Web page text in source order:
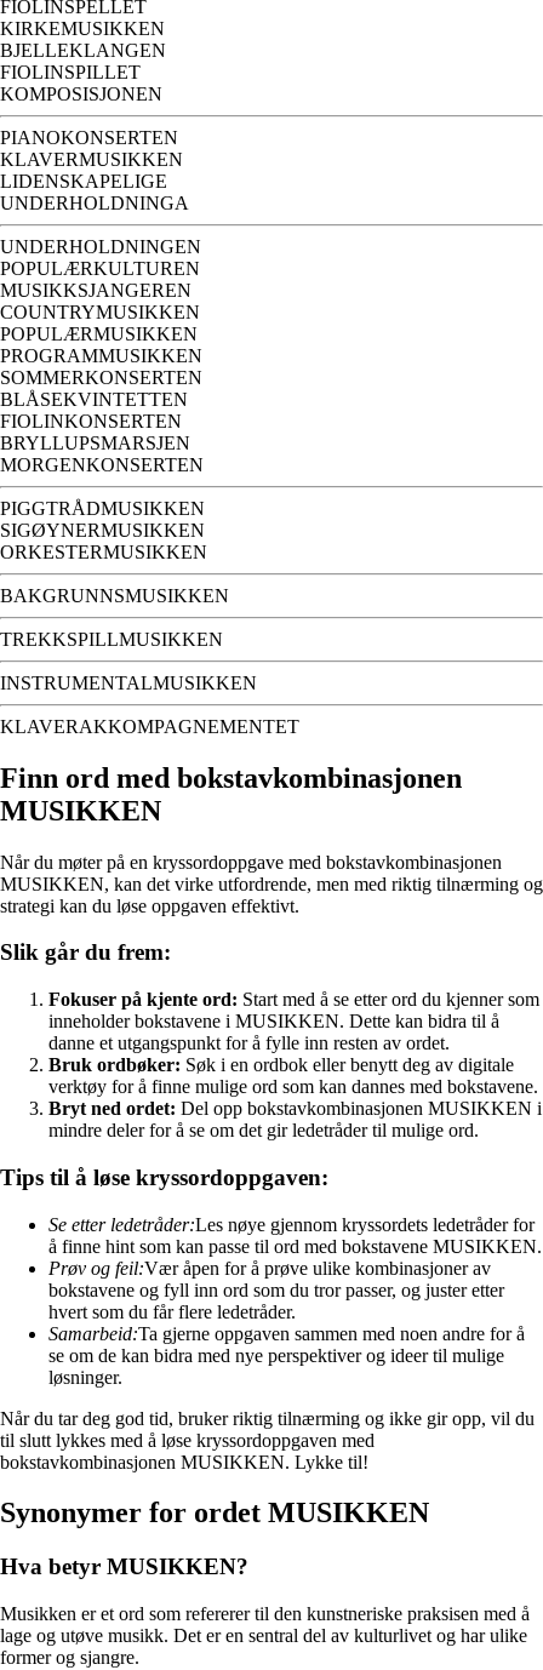
FIOLINSPELLET
KIRKEMUSIKKEN
BJELLEKLANGEN
FIOLINSPILLET
KOMPOSISJONEN
PIANOKONSERTEN
KLAVERMUSIKKEN
LIDENSKAPELIGE
UNDERHOLDNINGA
UNDERHOLDNINGEN
POPULÆRKULTUREN
MUSIKKSJANGEREN
COUNTRYMUSIKKEN
POPULÆRMUSIKKEN
PROGRAMMUSIKKEN
SOMMERKONSERTEN
BLÅSEKVINTETTEN
FIOLINKONSERTEN
BRYLLUPSMARSJEN
MORGENKONSERTEN
PIGGTRÅDMUSIKKEN
SIGØYNERMUSIKKEN
ORKESTERMUSIKKEN
BAKGRUNNSMUSIKKEN
TREKKSPILLMUSIKKEN
INSTRUMENTALMUSIKKEN
KLAVERAKKOMPAGNEMENTET
Finn ord med bokstavkombinasjonen
MUSIKKEN
Når du møter på en kryssordoppgave med bokstavkombinasjonen
MUSIKKEN, kan det virke utfordrende, men med riktig tilnærming og
strategi kan du løse oppgaven effektivt.
Slik går du frem:
Fokuser på kjente ord: Start med å se etter ord du kjenner som
inneholder bokstavene i MUSIKKEN. Dette kan bidra til å
danne et utgangspunkt for å fylle inn resten av ordet.
Bruk ordbøker: Søk i en ordbok eller benytt deg av digitale
verktøy for å finne mulige ord som kan dannes med bokstavene.
Bryt ned ordet: Del opp bokstavkombinasjonen MUSIKKEN i
mindre deler for å se om det gir ledetråder til mulige ord.
Tips til å løse kryssordoppgaven:
Se etter ledetråder:Les nøye gjennom kryssordets ledetråder for
å finne hint som kan passe til ord med bokstavene MUSIKKEN.
Prøv og feil:Vær åpen for å prøve ulike kombinasjoner av
bokstavene og fyll inn ord som du tror passer, og juster etter
hvert som du får flere ledetråder.
Samarbeid:Ta gjerne oppgaven sammen med noen andre for å
se om de kan bidra med nye perspektiver og ideer til mulige
løsninger.
Når du tar deg god tid, bruker riktig tilnærming og ikke gir opp, vil du
til slutt lykkes med å løse kryssordoppgaven med
bokstavkombinasjonen MUSIKKEN. Lykke til!
Synonymer for ordet MUSIKKEN
Hva betyr MUSIKKEN?
Musikken er et ord som refererer til den kunstneriske praksisen med å
lage og utøve musikk. Det er en sentral del av kulturlivet og har ulike
former og sjangre.